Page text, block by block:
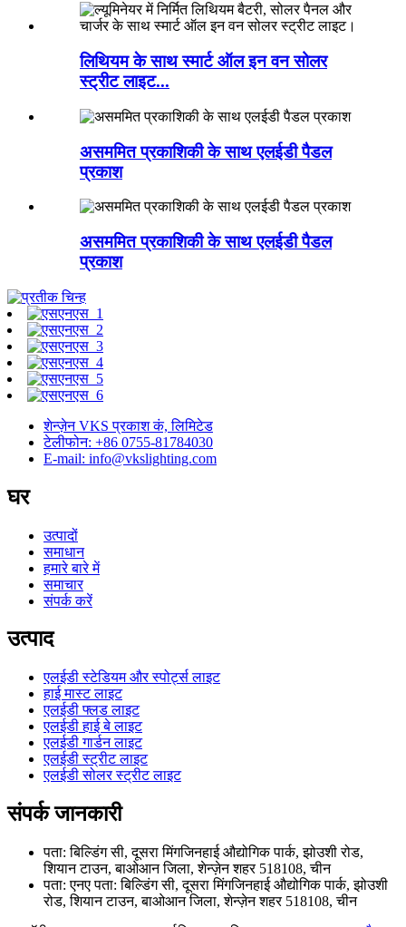
लिथियम के साथ स्मार्ट ऑल इन वन सोलर
स्ट्रीट लाइट...
असममित प्रकाशिकी के साथ एलईडी पैडल
प्रकाश
असममित प्रकाशिकी के साथ एलईडी पैडल
प्रकाश
शेन्ज़ेन VKS प्रकाश कं, लिमिटेड
टेलीफोन: +86 0755-81784030
E-mail: info@vkslighting.com
घर
उत्पादों
समाधान
हमारे बारे में
समाचार
संपर्क करें
उत्पाद
एलईडी स्टेडियम और स्पोर्ट्स लाइट
हाई मास्ट लाइट
एलईडी फ्लड लाइट
एलईडी हाई बे लाइट
एलईडी गार्डन लाइट
एलईडी स्ट्रीट लाइट
एलईडी सोलर स्ट्रीट लाइट
संपर्क जानकारी
पता: बिल्डिंग सी, दूसरा मिंगजिनहाई औद्योगिक पार्क, झोउशी रोड,
शियान टाउन, बाओआन जिला, शेन्ज़ेन शहर 518108, चीन
पता: एनए पता: बिल्डिंग सी, दूसरा मिंगजिनहाई औद्योगिक पार्क, झोउशी
रोड, शियान टाउन, बाओआन जिला, शेन्ज़ेन शहर 518108, चीन